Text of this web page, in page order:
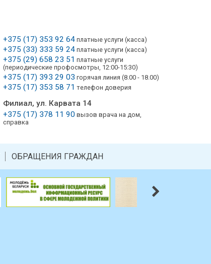
+375 (17) 353 92 64платные услуги (касса)
+375 (33) 333 59 24платные услуги (касса)
+375 (29) 658 23 51 платные услуги
(периодические профосмотры, 12:00-15:30)
+375 (17) 393 29 03 горячая линия (8.00 - 18.00)
+375 (17) 353 58 71 телефон доверия
Филиал, ул. Карвата 14
+375 (17) 378 11 90вызов врача на дом,
справка
ОБРАЩЕНИЯ ГРАЖДАН